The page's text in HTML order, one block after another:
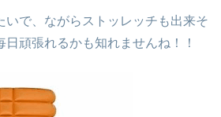
いで、ながらストッレッチも出来そ
日頑張れるかも知れませんね！！